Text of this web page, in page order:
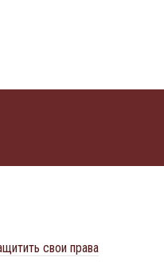
свои права